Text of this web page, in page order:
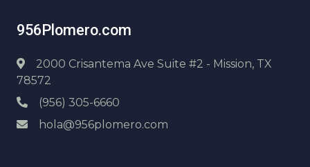
956Plomero.com
2000 Crisantema Ave Suite #2 - Mission, TX
78572
(956) 305-6660
hola@956plomero.com